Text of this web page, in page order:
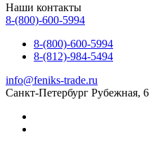
Наши контакты
8-(800)-600-5994
8-(800)-600-5994
8-(812)-984-5494
info@feniks-trade.ru
Санкт-Петербург Рубежная, 6